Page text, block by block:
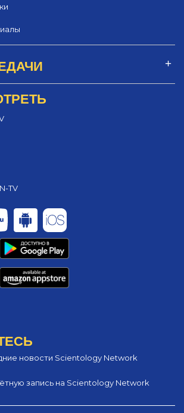
TV
новости Scientology Network
запись на Scientology Network